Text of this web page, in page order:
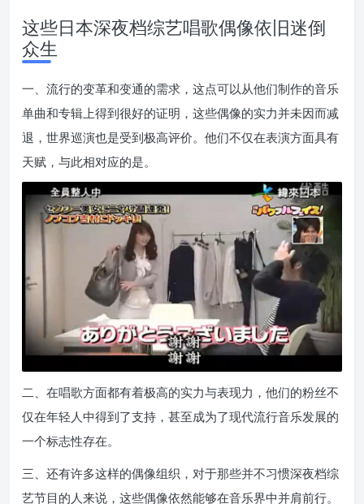
这些日本深夜档综艺唱歌偶像依旧迷倒
众生
一、流行的变革和变通的需求，这点可以从他们制作的音乐
单曲和专辑上得到很好的证明，这些偶像的实力并未因而减
退，世界巡演也是受到极高评价。他们不仅在表演方面具有
天赋，与此相对应的是。
二、在唱歌方面都有着极高的实力与表现力，他们的粉丝不
仅在年轻人中得到了支持，甚至成为了现代流行音乐发展的
一个标志性存在。
三、还有许多这样的偶像组织，对于那些并不习惯深夜档综
艺节目的人来说，这些偶像依然能够在音乐界中并肩前行。